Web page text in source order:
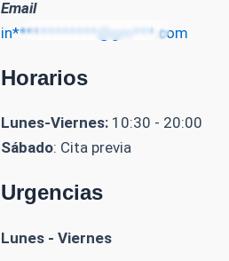
Email
in************@gm***.com
Horarios
Lunes-Viernes: 10:30 - 20:00
Sábado: Cita previa
Urgencias
Lunes - Viernes